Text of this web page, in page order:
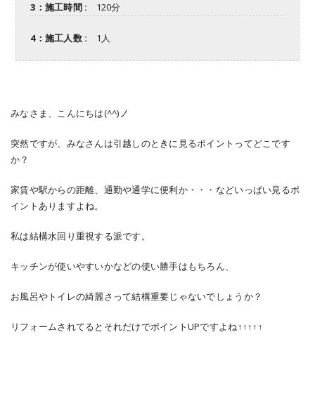
3：施工時間 : 120分
4：施工人数 : 1人
みなさま、こんにちは(^^)ノ
突然ですが、みなさんは引越しのときに見るポイントってどこです
か？
家賃や駅からの距離、通勤や通学に便利か・・・などいっぱい見るポ
イントありますよね。
私は結構水回り重視する派です。
キッチンが使いやすいかなどの使い勝手はもちろん、
お風呂やトイレの綺麗さって結構重要じゃないでしょうか？
リフォームされてるとそれだけでポイントUPですよね↑↑↑↑↑